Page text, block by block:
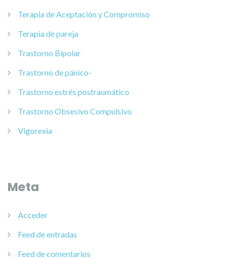
Terapia de Aceptación y Compromiso
Terapia de pareja
Trastorno Bipolar
Trastorno de pánico-
Trastorno estrés postraumático
Trastorno Obsesivo Compulsivo
Vigorexia
Meta
Acceder
Feed de entradas
Feed de comentarios